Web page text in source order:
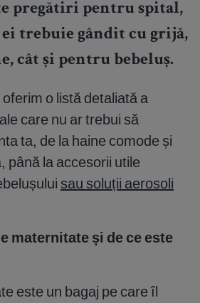
pregătiri pentru spital,
trebuie gândit cu grijă,
cât și pentru bebeluș.
o listă detaliată a
care nu ar trebui să
ta, de la haine comode și
până la accesorii utile
sau soluții aerosoli
maternitate și de ce este
este un bagaj pe care îl